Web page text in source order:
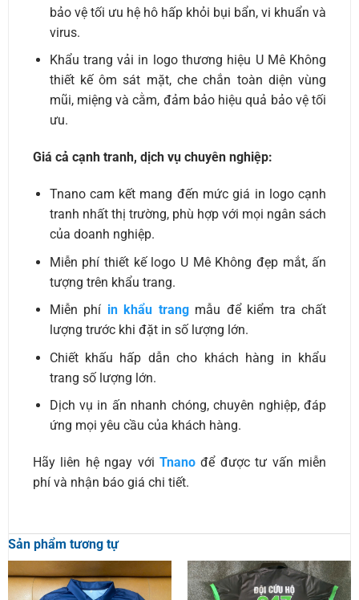
bảo vệ tối ưu hệ hô hấp khỏi bụi bẩn, vi khuẩn và
virus.
Khẩu trang vải in logo thương hiệu U Mê Không
thiết kế ôm sát mặt, che chắn toàn diện vùng
mũi, miệng và cằm, đảm bảo hiệu quả bảo vệ tối
ưu.
Giá cả cạnh tranh, dịch vụ chuyên nghiệp:
Tnano cam kết mang đến mức giá in logo cạnh
tranh nhất thị trường, phù hợp với mọi ngân sách
của doanh nghiệp.
Miễn phí thiết kế logo U Mê Không đẹp mắt, ấn
tượng trên khẩu trang.
Miễn phí in khẩu trangmẫu để kiểm tra chất
lượng trước khi đặt in số lượng lớn.
Chiết khấu hấp dẫn cho khách hàng in khẩu
trang số lượng lớn.
Dịch vụ in ấn nhanh chóng, chuyên nghiệp, đáp
ứng mọi yêu cầu của khách hàng.
Hãy liên hệ ngay với Tnano để được tư vấn miễn
phí và nhận báo giá chi tiết.
Sản phẩm tương tự